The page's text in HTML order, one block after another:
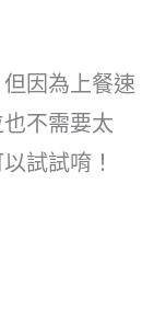
因為上餐速
不需要太
試試唷！